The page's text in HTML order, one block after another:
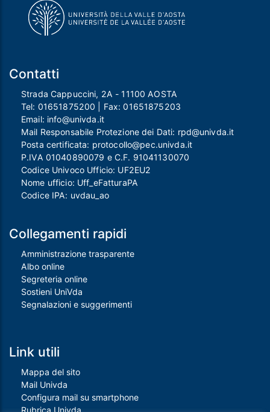
Contatti
Strada Cappuccini, 2A - 11100 AOSTA
Tel: 01651875200 | Fax:01651875203
Email: info@univda.it
Mail Responsabile Protezione dei Dati: rpd@univda.it
Posta certificata: protocollo@pec.univda.it
P.IVA 01040890079 e C.F. 91041130070
Codice Univoco Ufficio: UF2EU2
Nome ufficio: Uff_eFatturaPA
Codice IPA: uvdau_ao
Collegamenti rapidi
Amministrazione trasparente
Albo online
Segreteria online
Sostieni UniVda
Segnalazioni e suggerimenti
Link utili
Mappa del sito
Mail Univda
Configura mail su smartphone